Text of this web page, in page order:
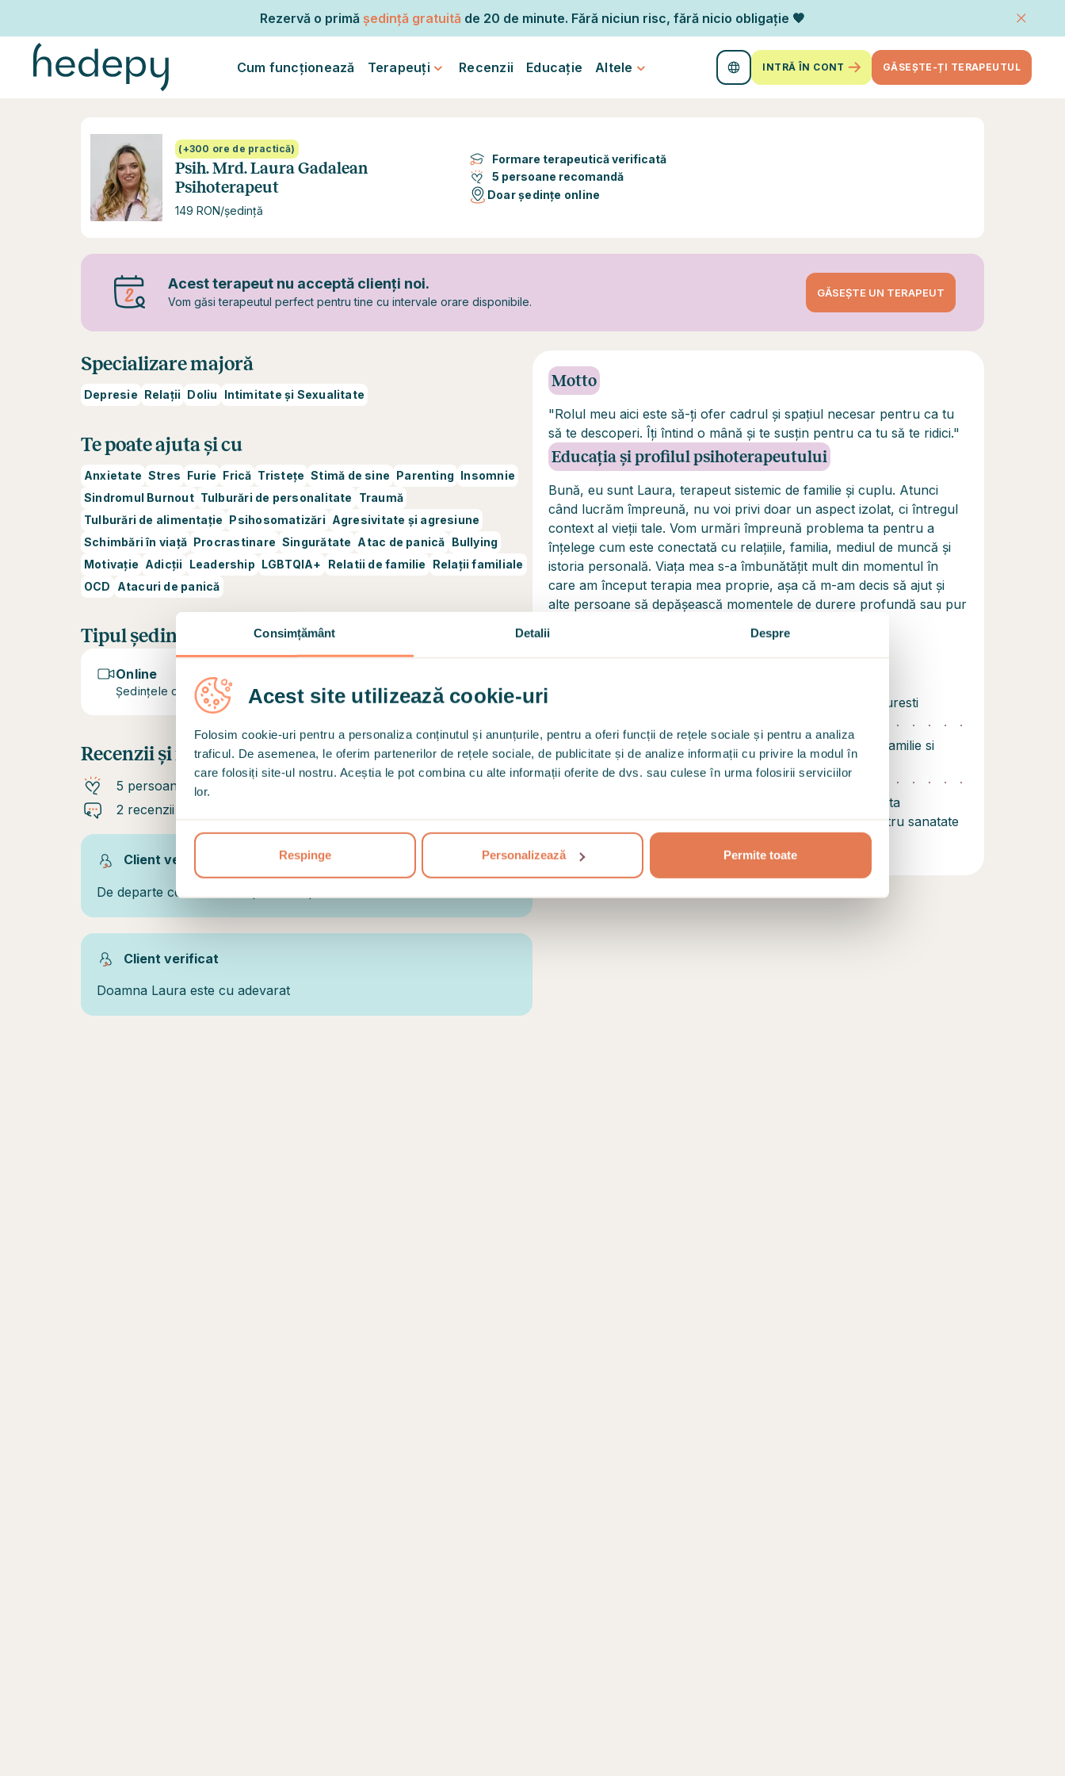
Consimțământ Detalii Despre
Acest site utilizează cookie-uri
Folosim cookie-uri pentru a personaliza conținutul și anunțurile, pentru a oferi funcții de rețele sociale și pentru a analiza
traficul. De asemenea, le oferim partenerilor de rețele sociale, de publicitate și de analize informații cu privire la modul în
care folosiți site-ul nostru. Aceștia le pot combina cu alte informații oferite de dvs. sau culese în urma folosirii serviciilor
lor.
Respinge Personalizează Permite toate
Rezervă o primă ședință gratuită de 20 de minute. Fără niciun risc, fără nicio obligație 🧡
Cum funcționează Terapeuți Recenzii Educație Altele INTRĂ ÎN CONT GĂSEȘTE-ȚI TERAPEUTUL
(+300 ore de practică)
Psih. Mrd. Laura Gadalean
Psihoterapeut
149 RON/ședință
Formare terapeutică verificată
5 persoane recomandă
Doar ședințe online
Acest terapeut nu acceptă clienți noi.
Vom găsi terapeutul perfect pentru tine cu intervale orare disponibile.
GĂSEȘTE UN TERAPEUT
Specializare majoră
Depresie Relații Doliu Intimitate și Sexualitate
Te poate ajuta și cu
Anxietate Stres Furie Frică Tristețe Stimă de sine Parenting Insomnie
Sindromul Burnout Tulburări de personalitate
Traumă
Tulburări de alimentație Psihosomatizări Agresivitate și agresiune
Schimbări în viață Procrastinare Singurătate Atac de panică Bullying
Motivație Adicții Leadership LGBTQIA+ Relatii de familie
Relații familiale
OCD
Atacuri de panică
Tipul ședinței
Online
Ședințele online au loc prin apel video securizat, pe platforma Hedepy.
Recenzii și recomandări
5 persoane recomandă
2 recenzii
Client verificat
De departe cea mai buna psihoterapeuta avuta vreodata
Client verificat
Doamna Laura este cu adevarat
Motto
"Rolul meu aici este să-ţi ofer cadrul şi spaţiul necesar pentru ca tu
să te descoperi. Îţi întind o mână şi te susţin pentru ca tu să te ridici."
Educația și profilul psihoterapeutului
Bună, eu sunt Laura, terapeut sistemic de familie și cuplu. Atunci
când lucrăm împreună, nu voi privi doar un aspect izolat, ci întregul
context al vieții tale. Vom urmări împreună problema ta pentru a
înțelege cum este conectată cu relațiile, familia, mediul de muncă și
istoria personală. Viaţa mea s-a îmbunătăţit mult din momentul în
care am început terapia mea proprie, aşa că m-am decis să ajut şi
alte persoane să depăşească momentele de durere profundă sau pur
Licentata in psihologie, FPSE, Universitatea Bucuresti
Absolventa formare "Psihoterapie sistemica de familie si
cuplu", Institutul pentru Cuplu si Familie
Absolventa curs "Evauarea si consilierea adaptata
comunicatii LGBTQ+", Asociatia de educatie pentru sanatate
mintala